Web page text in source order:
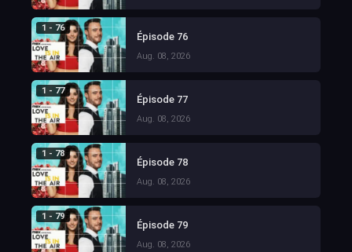
1 - 76
Épisode 76
Aug. 08, 2026
1 - 77
Épisode 77
Aug. 08, 2026
1 - 78
Épisode 78
Aug. 08, 2026
1 - 79
Épisode 79
Aug. 08, 2026